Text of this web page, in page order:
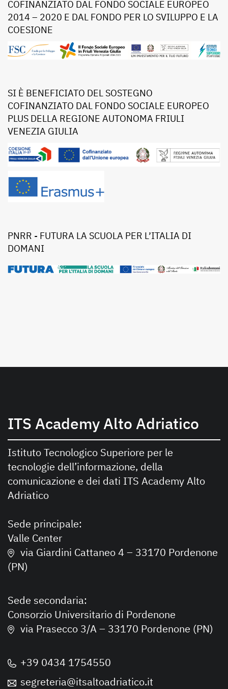
COFINANZIATO DAL FONDO SOCIALE EUROPEO
2014 – 2020 E DAL FONDO PER LO SVILUPPO E LA
COESIONE
SI È BENEFICIATO DEL SOSTEGNO
COFINANZIATO DAL FONDO SOCIALE EUROPEO
PLUS DELLA REGIONE AUTONOMA FRIULI
VENEZIA GIULIA
PNRR - FUTURA LA SCUOLA PER L’ITALIA DI
DOMANI
ITS Academy Alto Adriatico
Istituto Tecnologico Superiore per le
tecnologie dell’informazione, della
comunicazione e dei dati ITS Academy Alto
Adriatico
Sede principale:
Valle Center
via Giardini Cattaneo 4 – 33170 Pordenone
(PN)
Sede secondaria:
Consorzio Universitario di Pordenone
via Prasecco 3/A – 33170 Pordenone (PN)
+39 0434 1754550
segreteria@itsaltoadriatico.it